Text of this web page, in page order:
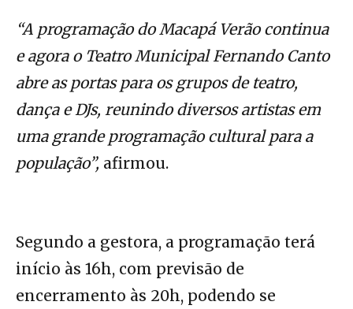
“A programação do Macapá Verão continua
e agora o Teatro Municipal Fernando Canto
abre as portas para os grupos de teatro,
dança e DJs, reunindo diversos artistas em
uma grande programação cultural para a
população”, afirmou.
Segundo a gestora, a programação terá
início às 16h, com previsão de
encerramento às 20h, podendo se